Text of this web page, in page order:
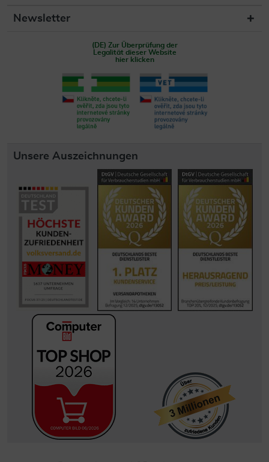
Newsletter
(DE) Zur Überprüfung der
Legalität dieser Website
hier klicken
Unsere Auszeichnungen